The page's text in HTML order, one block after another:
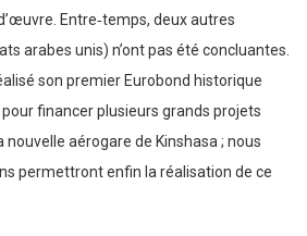
Entre‑temps, deux autres
arabes unis) n’ont pas été concluantes.
son premier Eurobond historique
financer plusieurs grands projets
aérogare de Kinshasa ; nous
permettront enfin la réalisation de ce